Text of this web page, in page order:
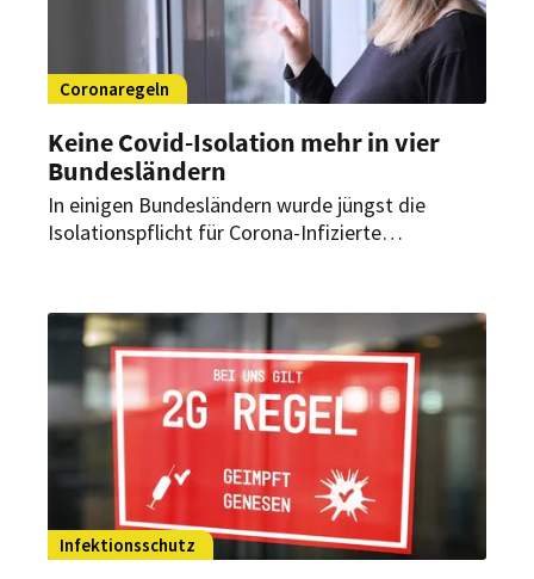
Coronaregeln
Keine Covid-Isolation mehr in vier
Bundesländern
In einigen Bundesländern wurde jüngst die
Isolationspflicht für Corona-Infizierte
Sonderregeln für das Gastgewerbe?
Infektionsschutz